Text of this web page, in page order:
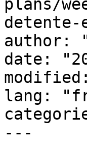
plans/
detente-
author:
date:
lang:
---